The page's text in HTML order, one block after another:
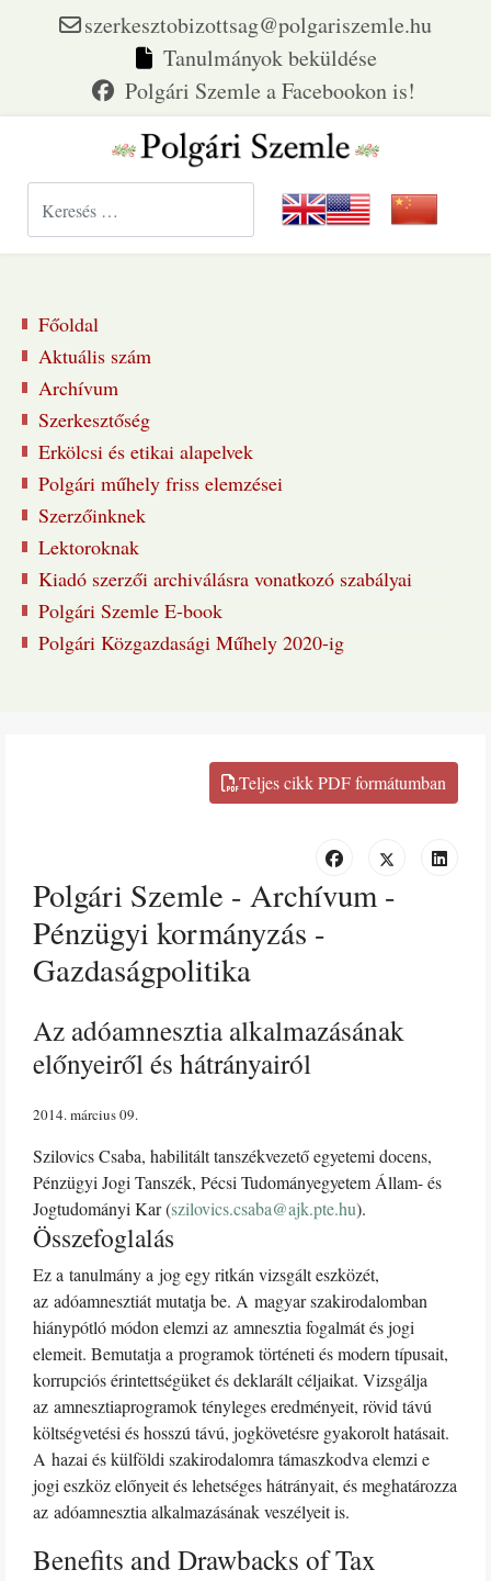
szerkesztobizottsag@polgariszemle.hu
Tanulmányok beküldése
Főoldal
Aktuális szám
Archívum
Szerkesztőség
Erkölcsi és etikai alapelvek
Polgári műhely friss elemzései
Szerzőinknek
Lektoroknak
Kiadó szerzői archiválásra vonatkozó szabályai
Polgári Szemle E-book
Polgári Közgazdasági Műhely 2020-ig
Polgári Szemle - Archívum -
Pénzügyi kormányzás -
Gazdaságpolitika
Az adóamnesztia alkalmazásának
előnyeiről és hátrányairól
2014. március 09
Szilovics Csaba, habilitált tanszékvezető egyetemi docens,
Pénzügyi Jogi Tanszék, Pécsi Tudományegyetem Állam- és
Jogtudományi Kar (szilovics.csaba@ajk.pte.hu).
Összefoglalás
Ez a tanulmány a jog egy ritkán vizsgált eszközét,
az adóamnesztiát mutatja be. A magyar szakirodalomban
hiánypótló módon elemzi az amnesztia fogalmát és jogi
elemeit. Bemutatja a programok történeti és modern típusait,
korrupciós érintettségüket és deklarált céljaikat. Vizsgálja
az amnesztiaprogramok tényleges eredményeit, rövid távú
költségvetési és hosszú távú, jogkövetésre gyakorolt hatásait.
A hazai és külföldi szakirodalomra támaszkodva elemzi e
jogi eszköz előnyeit és lehetséges hátrányait, és meghatározza
az adóamnesztia alkalmazásának veszélyeit is.
Benefits and Drawbacks of Tax